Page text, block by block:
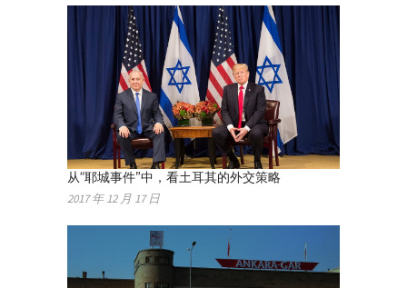
从“耶城事件”中，看土耳其的外交策略
2017 年 12 月 17 日